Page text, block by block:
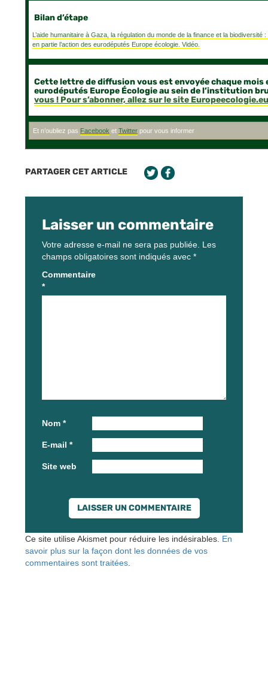
Bilan d’étape
L’aide humanitaire à Gaza, la régulation du monde de la finance et la
en partie l’action des eurodéputés Europe écologie. Vidéo.
Cette lettre de diffusion vous est envoyée chaque mois
eurodéputés Europe Écologie au sein de l’institution
vous ! Pour s’abonner, allez sur le site Europeecologie.eu
Et n’oubliez pas Facebook et Twitter pour vous informer
PARTAGER CET ARTICLE
Laisser un commentaire
Votre adresse e-mail ne sera pas publiée. Les
champs obligatoires sont indiqués avec *
Commentaire
*
Nom *
E-mail *
Site web
Ce site utilise Akismet pour réduire les indésirables. En
savoir plus sur la façon dont les données de vos
commentaires sont traitées